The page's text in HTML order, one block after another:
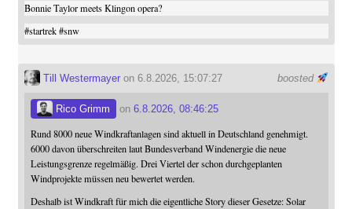
Bonnie Taylor meets Klingon opera?
#startrek #snw
boosted
Till Westermayeron 6.8.2026, 15:07:27
Rico Grimm on 6.8.2026, 08:46:25
Rund 8000 neue Windkraftanlagen sind aktuell in Deutschland genehmigt.
6000 davon überschreiten laut Bundesverband Windenergie die neue
Leistungsgrenze regelmäßig. Drei Viertel der schon durchgeplanten
Windprojekte müssen neu bewertet werden.
Deshalb ist Windkraft für mich die eigentliche Story dieser Gesetze: Solar